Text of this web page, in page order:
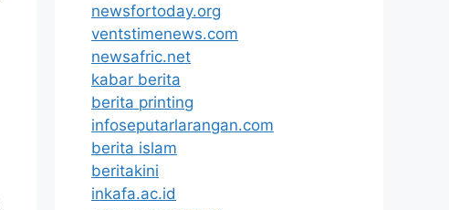
newsfortoday.org
ventstimenews.com
newsafric.net
kabar berita
berita printing
infoseputarlarangan.com
berita islam
beritakini
inkafa.ac.id